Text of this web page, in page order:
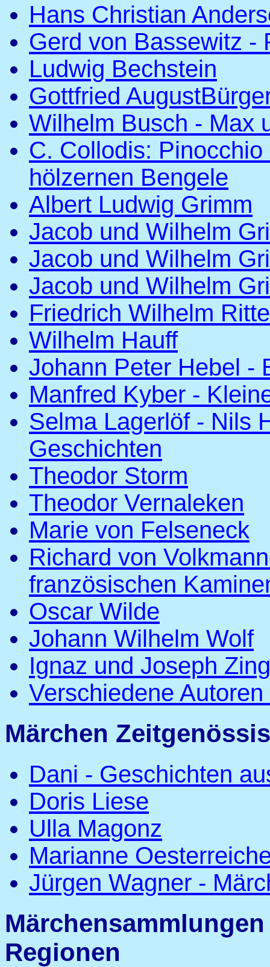
Hans Christian
Gerd von Bassewitz -
Ludwig Bechstein
Gottfried
Wilhelm Busch - Max
C. Collodis:
hölzernen Bengele
Albert Ludwig Grimm
Jacob und Wilhelm
Jacob und Wilhelm
Jacob und Wilhelm
Friedrich Wilhelm
Wilhelm Hauff
Johann Peter Hebel -
Manfred Kyber -
Selma Lagerlöf - Nils
Geschichten
Theodor Storm
Theodor Vernaleken
Marie von Felseneck
Richard von
französischen
Oscar Wilde
Johann Wilhelm Wolf
Ignaz und Joseph
Verschiedene
Märchen
Dani - Geschichten
Doris Liese
Ulla Magonz
Marianne
Jürgen Wagner -
Regionen